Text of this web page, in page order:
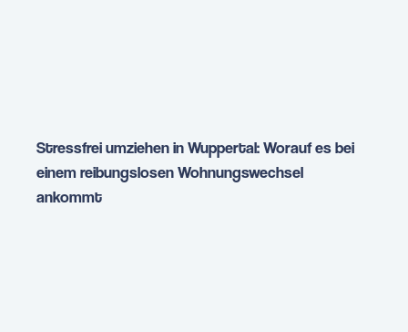
Stressfrei umziehen in Wuppertal: Worauf es bei
einem reibungslosen Wohnungswechsel
ankommt